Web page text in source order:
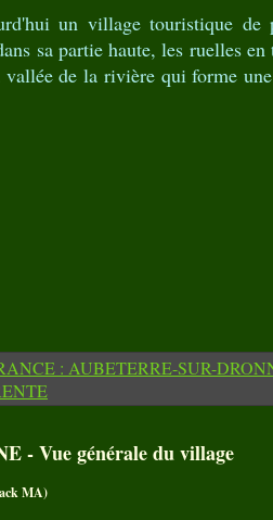
un village touristique de
sa partie haute, les ruelles en
de la rivière qui forme
- Vue générale du village
MA)